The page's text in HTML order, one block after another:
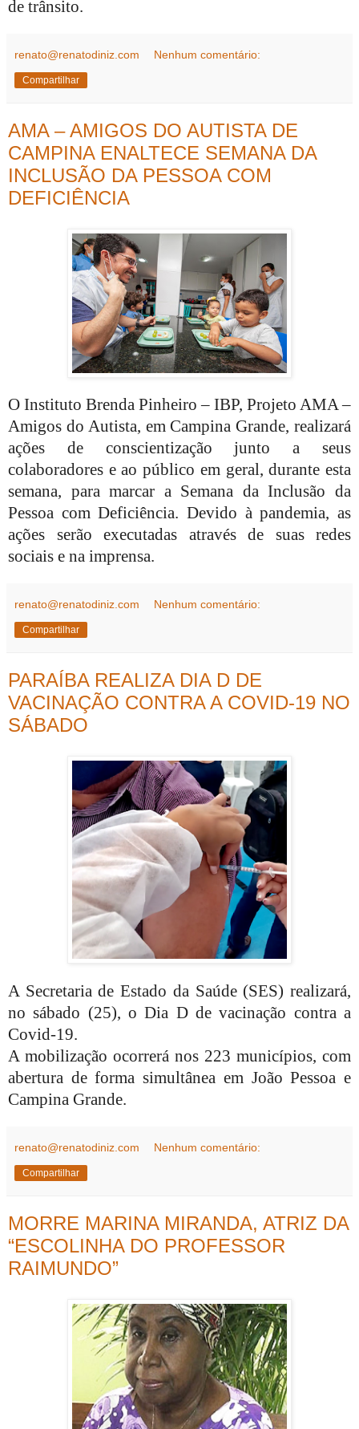
de trânsito.
renato@renatodiniz.com Nenhum comentário:
Compartilhar
AMA – AMIGOS DO AUTISTA DE
CAMPINA ENALTECE SEMANA DA
INCLUSÃO DA PESSOA COM
DEFICIÊNCIA
O Instituto Brenda Pinheiro – IBP, Projeto AMA –
Amigos do Autista, em Campina Grande, realizará
ações de conscientização junto a seus
colaboradores e ao público em geral, durante esta
semana, para marcar a Semana da Inclusão da
Pessoa com Deficiência. Devido à pandemia, as
ações serão executadas através de suas redes
sociais e na imprensa.
renato@renatodiniz.com Nenhum comentário:
Compartilhar
PARAÍBA REALIZA DIA D DE
VACINAÇÃO CONTRA A COVID-19 NO
SÁBADO
A Secretaria de Estado da Saúde (SES) realizará,
no sábado (25), o Dia D de vacinação contra a
Covid-19.
A mobilização ocorrerá nos 223 municípios, com
abertura de forma simultânea em João Pessoa e
Campina Grande.
renato@renatodiniz.com Nenhum comentário:
Compartilhar
MORRE MARINA MIRANDA, ATRIZ DA
“ESCOLINHA DO PROFESSOR
RAIMUNDO”